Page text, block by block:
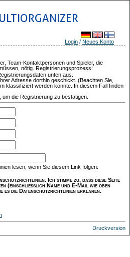
ULTIORGANIZER
Login / Neues Konto
Team-Kontaktpersonen und Spieler, die
nötig. Registrierungsprozess:
unten aus.
Adresse dorthin geschickt. (Beachten Sie,
klassifiziert werden könnte. In diesem Fall finden
die Registrierung zu bestätigen.
lesen, wenn Sie diesem Link folgen:
Ich stimme zu, dass diese Seite
(einschließlich Name und E-Mail wie oben
es die Datenschutzrichtlinien erklären.
Druckversion